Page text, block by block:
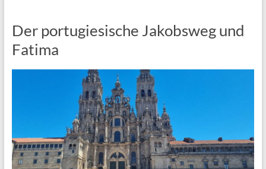
Der portugiesische Jakobsweg und
Fatima